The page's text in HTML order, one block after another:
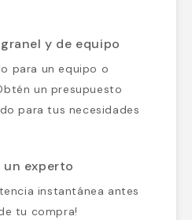
y de equipo
para un equipo o
un presupuesto
para tus necesidades
un experto
instantánea antes
tu compra!